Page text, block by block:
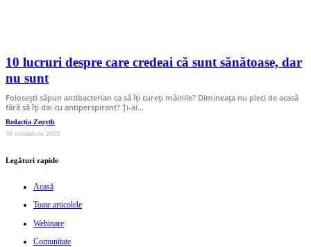
10 lucruri despre care credeai că sunt sănătoase, dar
nu sunt
Folosești săpun antibacterian ca să îți cureți mâinile? Dimineața nu pleci de acasă
fără să îți dai cu antiperspirant? Ți-ai…
Redacția Zenyth
30 octombrie 2023
Legături rapide
Acasă
Toate articolele
Webinare
Comunitate